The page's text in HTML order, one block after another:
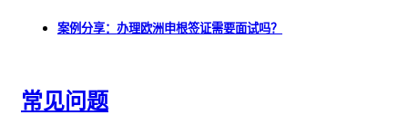
案例分享：办理欧洲申根签证需要面试吗？
常见问题